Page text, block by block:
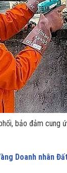
bảo đảm cung
Doanh nhân